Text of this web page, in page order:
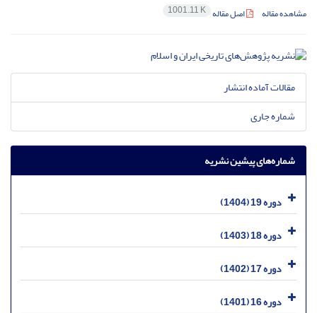
مشاهده مقاله اصل مقاله 1001.11 K
مقالات آماده انتشار
شماره جاری
شماره‌های پیشین نشریه
دوره 19 (1404)
دوره 18 (1403)
دوره 17 (1402)
دوره 16 (1401)